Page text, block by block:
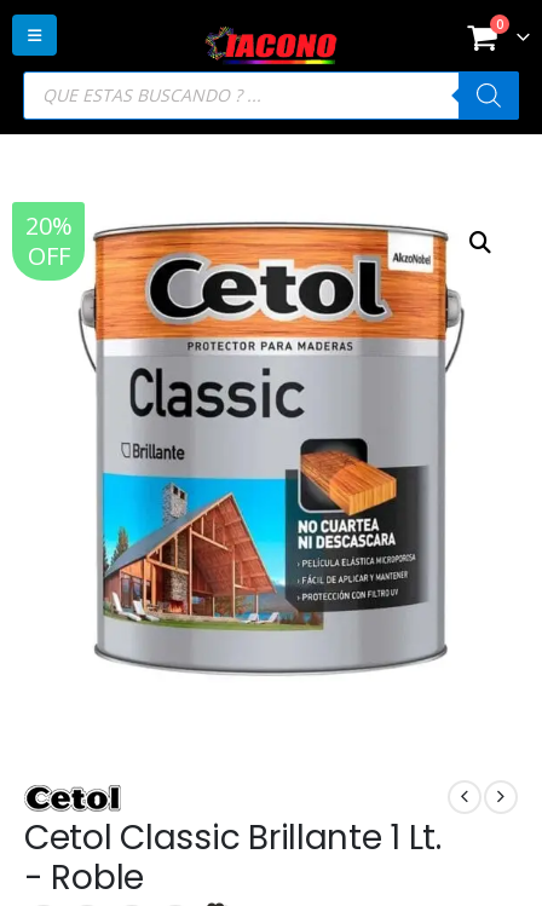
Búsqueda
productos
0
20%
OFF
Cetol Classic Brillante 1 Lt.
- Roble